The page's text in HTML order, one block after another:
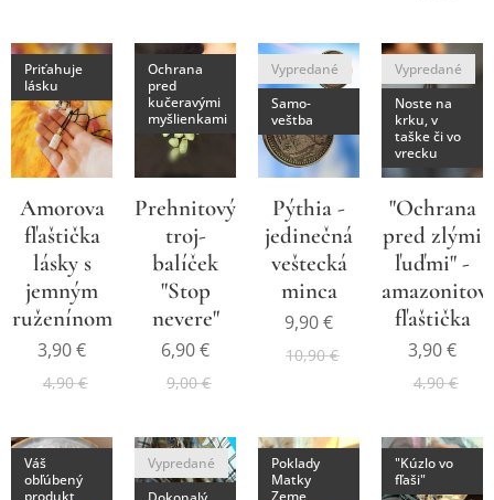
Amorova
fľaštička
lásky s
jemným
ruženínom
Priťahuje
lásku
3,90€
4,90€
Prehnitový
troj-
balíček
"Stop
nevere"
Ochrana
pred
kučeravými
myšlienkami
6,90€
9,00€
Pýthia -
jedinečná
veštecká
minca
Vypredané
Samo-
veštba
9,90€
10,90€
"Ochrana
pred zlými
ľuďmi" -
fľaštička
Vypredané
Noste na
krku, v
taške či vo
vrecku
3,90€
4,90€
Váš
obľúbený
Vypredané
Poklady
Matky
"Kúzlo vo
fľaši"